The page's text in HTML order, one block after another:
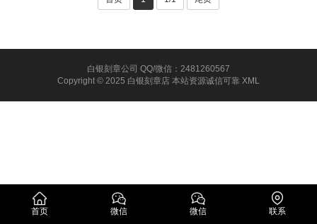
白银刻章公司 QQ/微信：2481260567
Copyright © 2025 白银刻章店 本站资源诚信可靠 XML
首页 微信 微信 联系